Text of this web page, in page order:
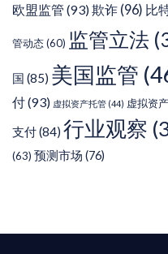
欧盟监管 (93)欺诈 (96) 比
管动态(60) 监管立法
国 (85) 美国监管
付(93) 虚拟资产托管 (44) 虚拟资
支付(84) 行业观察
(63) 预测市场 (76)